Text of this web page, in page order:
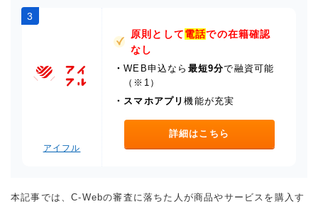
3
アイフル
原則として電話での在籍確認
なし
・WEB申込なら 最短9分で融資可能
（※1）
・ スマホアプリ機能が充実
詳細はこちら
本記事では、C-Webの審査に落ちた人が商品やサービスを購入す